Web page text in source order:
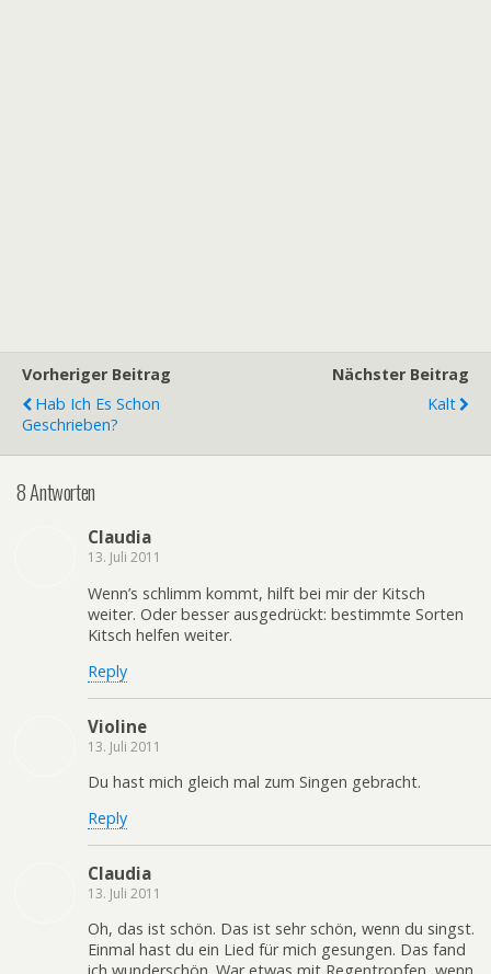
Vorheriger Beitrag
Hab Ich Es Schon
Geschrieben?
Nächster Beitrag
Kalt
8 Antworten
Claudia
13. Juli 2011
Wenn’s schlimm kommt, hilft bei mir der Kitsch
weiter. Oder besser ausgedrückt: bestimmte Sorten
Kitsch helfen weiter.
Reply
Violine
13. Juli 2011
Du hast mich gleich mal zum Singen gebracht.
Reply
Claudia
13. Juli 2011
Oh, das ist schön. Das ist sehr schön, wenn du singst.
Einmal hast du ein Lied für mich gesungen. Das fand